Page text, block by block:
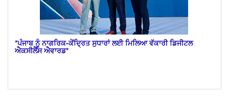
*ਪੰਜਾਬ ਨੂੰ ਨਾਗਰਿਕ-ਕੇਂਦ੍ਰਿਤ ਸੁਧਾਰਾਂ ਲਈ ਮਿਲਿਆ ਵੱਕਾਰੀ ਡਿਜੀਟਲ
ਐਕਸੀਲੈਂਸ ਐਵਾਰਡ*